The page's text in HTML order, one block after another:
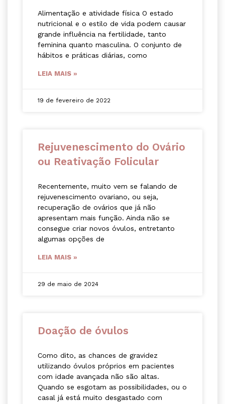
Alimentação e atividade física O estado
nutricional e o estilo de vida podem causar
grande influência na fertilidade, tanto
feminina quanto masculina. O conjunto de
hábitos e práticas diárias, como
LEIA MAIS »
19 de fevereiro de 2022
Rejuvenescimento do Ovário
ou Reativação Folicular
Recentemente, muito vem se falando de
rejuvenescimento ovariano, ou seja,
recuperação de ovários que já não
apresentam mais função. Ainda não se
consegue criar novos óvulos, entretanto
algumas opções de
LEIA MAIS »
29 de maio de 2024
Doação de óvulos
Como dito, as chances de gravidez
utilizando óvulos próprios em pacientes
com idade avançada não são altas.
Quando se esgotam as possibilidades, ou o
casal já está muito desgastado com